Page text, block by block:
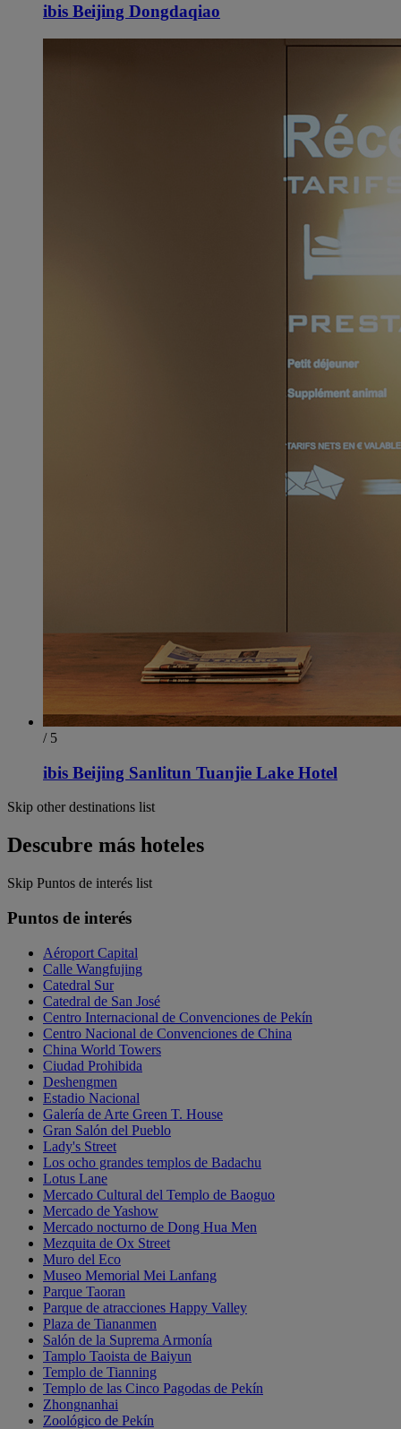
ibis Beijing Dongdaqiao
/ 5
ibis Beijing Sanlitun Tuanjie Lake Hotel
Skip other destinations list
Descubre más hoteles
Skip Puntos de interés list
Puntos de interés
Aéroport Capital
Calle Wangfujing
Catedral Sur
Catedral de San José
Centro Internacional de Convenciones de Pekín
Centro Nacional de Convenciones de China
China World Towers
Ciudad Prohibida
Deshengmen
Estadio Nacional
Galería de Arte Green T. House
Gran Salón del Pueblo
Lady's Street
Los ocho grandes templos de Badachu
Lotus Lane
Mercado Cultural del Templo de Baoguo
Mercado de Yashow
Mercado nocturno de Dong Hua Men
Mezquita de Ox Street
Muro del Eco
Museo Memorial Mei Lanfang
Parque Taoran
Parque de atracciones Happy Valley
Plaza de Tiananmen
Salón de la Suprema Armonía
Tamplo Taoista de Baiyun
Templo de Tianning
Templo de las Cinco Pagodas de Pekín
Zhongnanhai
Zoológico de Pekín